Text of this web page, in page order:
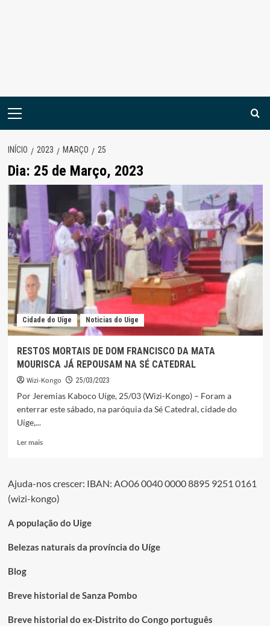
Menu
INÍCIO 2023 MARÇO 25
Dia: 25 de Março, 2023
Cidade do Uíge Noticias do Uige
RESTOS MORTAIS DE DOM FRANCISCO DA MATA
MOURISCA JÁ REPOUSAM NA SÉ CATEDRAL
Wizi-Kongo 25/03/2023
Por Jeremias Kaboco Uíge, 25/03 (Wizi-Kongo) – Foram a
enterrar este sábado, na paróquia da Sé Catedral, cidade do
Uíge,...
Ler maisLeia
MORTAIS
DE
FRANCISCO
MATA
SÉ
Ajuda-nos crescer: IBAN: AO06 0040 0000 8895 9251 0161
(wizi-kongo)
A população do Uige
Belezas naturais da província do Uíge
Blog
Breve historial de Sanza Pombo
Breve historial do ex-Distrito do Congo português